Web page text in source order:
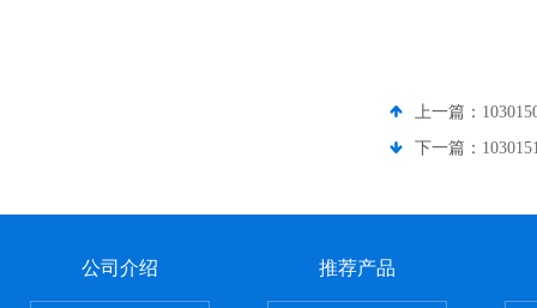
上一篇：
下一篇：
公司介绍 推荐产品